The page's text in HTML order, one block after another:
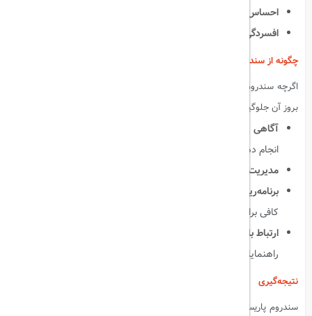
احساس بیگانگی
افسردگی
چگونه از سندروم پاریس جلوگیری کنیم؟
اگرچه سندروم پاریس یک پدیده نادر است، اما با چند اقدام ساده می‌توان از
بروز آن جلوگیری کرد:
آگاهی از واقعیت‌ها
انجام دهید و با جنبه‌های مختلف آن آشنا شوید.
مدیریت انتظارات
برنامه‌ریزی مناسب
کافی برای استراحت و تفریح داشته باشید.
ارتباط با دیگران
راهنمایان محلی صحبت کنید.
نتیجه‌گیری
سندروم پاریس یک پدیده نادر اما واقعی است که می‌تواند تجربه سفر به این